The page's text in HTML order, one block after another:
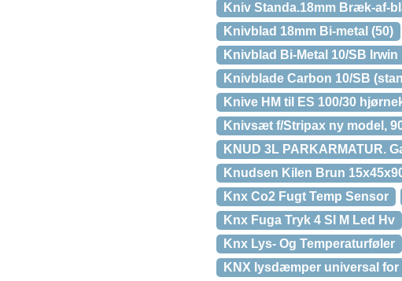
Kniv Standa.18mm Bræk-af-
Knivblad 18mm Bi-metal (50)
Knivblad Bi-Metal 10/SB Irwin
Knivblade Carbon 10/SB
Knive HM til ES 100/30
Knivsæt f/Stripax ny model,
KNUD 3L PARKARMATUR.
Knudsen Kilen Brun
Knx Co2 Fugt Temp Sensor
Knx Fuga Tryk 4 Sl M Led Hv
Knx Lys- Og Temperaturføler
KNX lysdæmper universal for